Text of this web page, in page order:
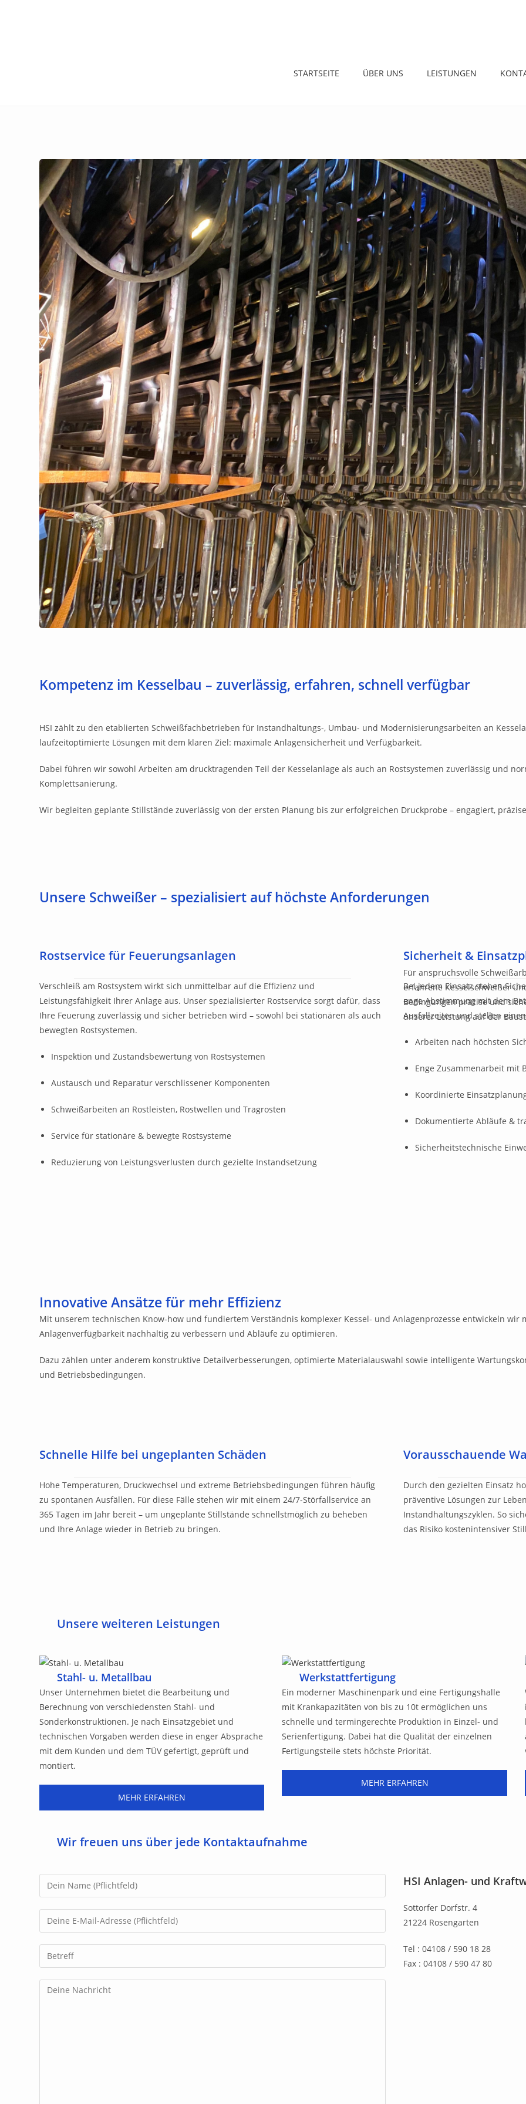
STARTSEITE ÜBER UNS LEISTUNGEN
Kompetenz im Kesselbau – zuverlässig, erfahren, schnell verfügbar
HSI zählt zu den etablierten Schweißfachbetrieben für Instandhaltungs-, Umbau- und Modernisierungsarbeiten an
laufzeitoptimierte Lösungen mit dem klaren Ziel: maximale Anlagensicherheit und Verfügbarkeit.
Dabei führen wir sowohl Arbeiten am drucktragenden Teil der Kesselanlage als auch an Rostsystemen zuverlässig und
Komplettsanierung.
Wir begleiten geplante Stillstände zuverlässig von der ersten Planung bis zur erfolgreichen Druckprobe – engagiert,
Unsere Schweißer – spezialisiert auf höchste Anforderungen
Für anspruchsvolle
erfahrene Kesselschweißer
Bedingungen präzise und
unserer Leistung auf der
Rostservice für Feuerungsanlagen
Verschleiß am Rostsystem wirkt sich unmittelbar auf die Effizienz und
Leistungsfähigkeit Ihrer Anlage aus. Unser spezialisierter Rostservice sorgt dafür, dass
Ihre Feuerung zuverlässig und sicher betrieben wird – sowohl bei stationären als auch
bewegten Rostsystemen.
Inspektion und Zustandsbewertung von Rostsystemen
Austausch und Reparatur verschlissener Komponenten
Schweißarbeiten an Rostleisten, Rostwellen und Tragrosten
Service für stationäre & bewegte Rostsysteme
Reduzierung von Leistungsverlusten durch gezielte Instandsetzung
Sicherheit &
Bei jedem Einsatz stehen
enge Abstimmung mit dem
Ausfallzeiten und stellen
Arbeiten nach höchsten
Enge Zusammenarbeit mit
Koordinierte
Dokumentierte Abläufe &
Sicherheitstechnische
Innovative Ansätze für mehr Effizienz
Mit unserem technischen Know-how und fundiertem Verständnis komplexer Kessel- und Anlagenprozesse entwickeln wir
Anlagenverfügbarkeit nachhaltig zu verbessern und Abläufe zu optimieren.
Dazu zählen unter anderem konstruktive Detailverbesserungen, optimierte Materialauswahl sowie intelligente
und Betriebsbedingungen.
Schnelle Hilfe bei ungeplanten Schäden
Hohe Temperaturen, Druckwechsel und extreme Betriebsbedingungen führen häufig
zu spontanen Ausfällen. Für diese Fälle stehen wir mit einem 24/7-Störfallservice an
365 Tagen im Jahr bereit – um ungeplante Stillstände schnellstmöglich zu beheben
und Ihre Anlage wieder in Betrieb zu bringen.
Vorausschauende
Durch den gezielten Einsatz
präventive Lösungen zur
Instandhaltungszyklen. So
das Risiko kostenintensiver
Unsere weiteren Leistungen
Stahl- u. Metallbau
Unser Unternehmen bietet die Bearbeitung und
Berechnung von verschiedensten Stahl- und
Sonderkonstruktionen. Je nach Einsatzgebiet und
technischen Vorgaben werden diese in enger Absprache
mit dem Kunden und dem TÜV gefertigt, geprüft und
montiert.
MEHR ERFAHREN
Werkstattfertigung
Ein moderner Maschinenpark und eine Fertigungshalle
mit Krankapazitäten von bis zu 10t ermöglichen uns
schnelle und termingerechte Produktion in Einzel- und
Serienfertigung. Dabei hat die Qualität der einzelnen
Fertigungsteile stets höchste Priorität.
MEHR ERFAHREN
Wir freuen uns über jede Kontaktaufnahme
HSI Anlagen- und
Sottorfer Dorfstr. 4
21224 Rosengarten
Tel : 04108 / 590 18 28
Fax : 04108 / 590 47 80